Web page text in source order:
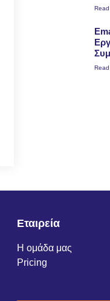
Εταιρεία
Η ομάδα μας
Pricing